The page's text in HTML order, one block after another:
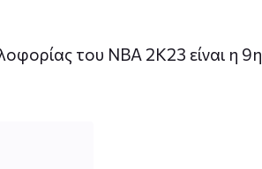
του NBA 2K23 είναι η 9η